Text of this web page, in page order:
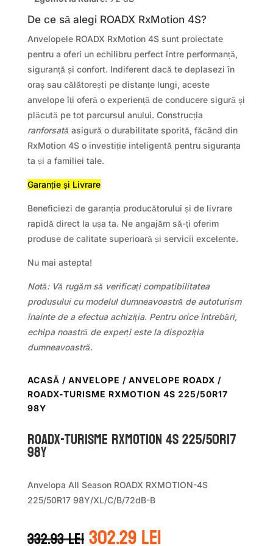
De ce să alegi ROADX RxMotion 4S?
Anvelopele ROADX RxMotion 4S sunt proiectate
pentru a oferi un echilibru perfect între performanță,
siguranță și confort. Indiferent dacă te deplasezi în
oraș sau călătorești pe distanțe lungi, aceste
anvelope îți oferă o experiență de conducere sigură și
plăcută pe tot parcursul anului. Construcția
ranforsată asigură o durabilitate sporită, făcând din
RxMotion 4S o investiție inteligentă pentru siguranța
ta și a familiei tale.
Garanție și Livrare
Beneficiezi de garanția producătorului și de livrare
rapidă direct la ușa ta. Ne angajăm să-ți oferim
produse de calitate superioară și servicii excelente.
Nu mai astepta!
Notă: Vă rugăm să verificați compatibilitatea
produsului cu modelul dumneavoastră de autoturism
înainte de a efectua achiziția. Pentru orice întrebări,
echipa noastră de experți este la dispoziția
dumneavoastră.
ACASĂ / ANVELOPE / ANVELOPE ROADX /
ROADX-TURISME RXMOTION 4S 225/50R17
98Y
ROADX-TURISME RXMOTION 4S 225/50R17
98Y
Anvelopa All Season ROADX RXMOTION-4S
225/50R17 98Y/XL/C/B/72dB-B
332.93leiPrețul
302.29leiPrețul